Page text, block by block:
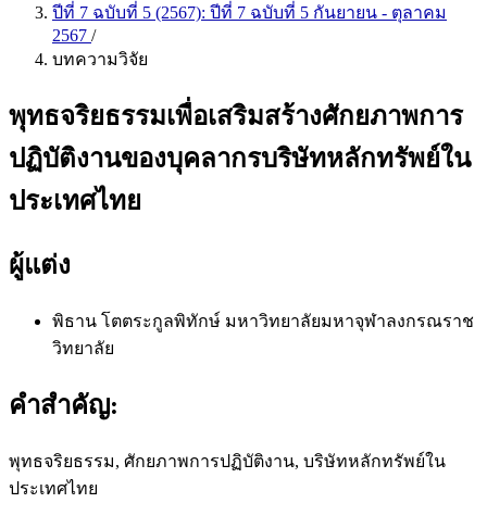
ปีที่ 7 ฉบับที่ 5 (2567): ปีที่ 7 ฉบับที่ 5 กันยายน - ตุลาคม
2567 /
บทความวิจัย
พุทธจริยธรรมเพื่อเสริมสร้างศักยภาพการ
ปฏิบัติงานของบุคลากรบริษัทหลักทรัพย์ใน
ประเทศไทย
ผู้แต่ง
พิธาน โตตระกูลพิทักษ์ มหาวิทยาลัยมหาจุฬาลงกรณราช
วิทยาลัย
คำสำคัญ:
พุทธจริยธรรม, ศักยภาพการปฏิบัติงาน, บริษัทหลักทรัพย์ใน
ประเทศไทย